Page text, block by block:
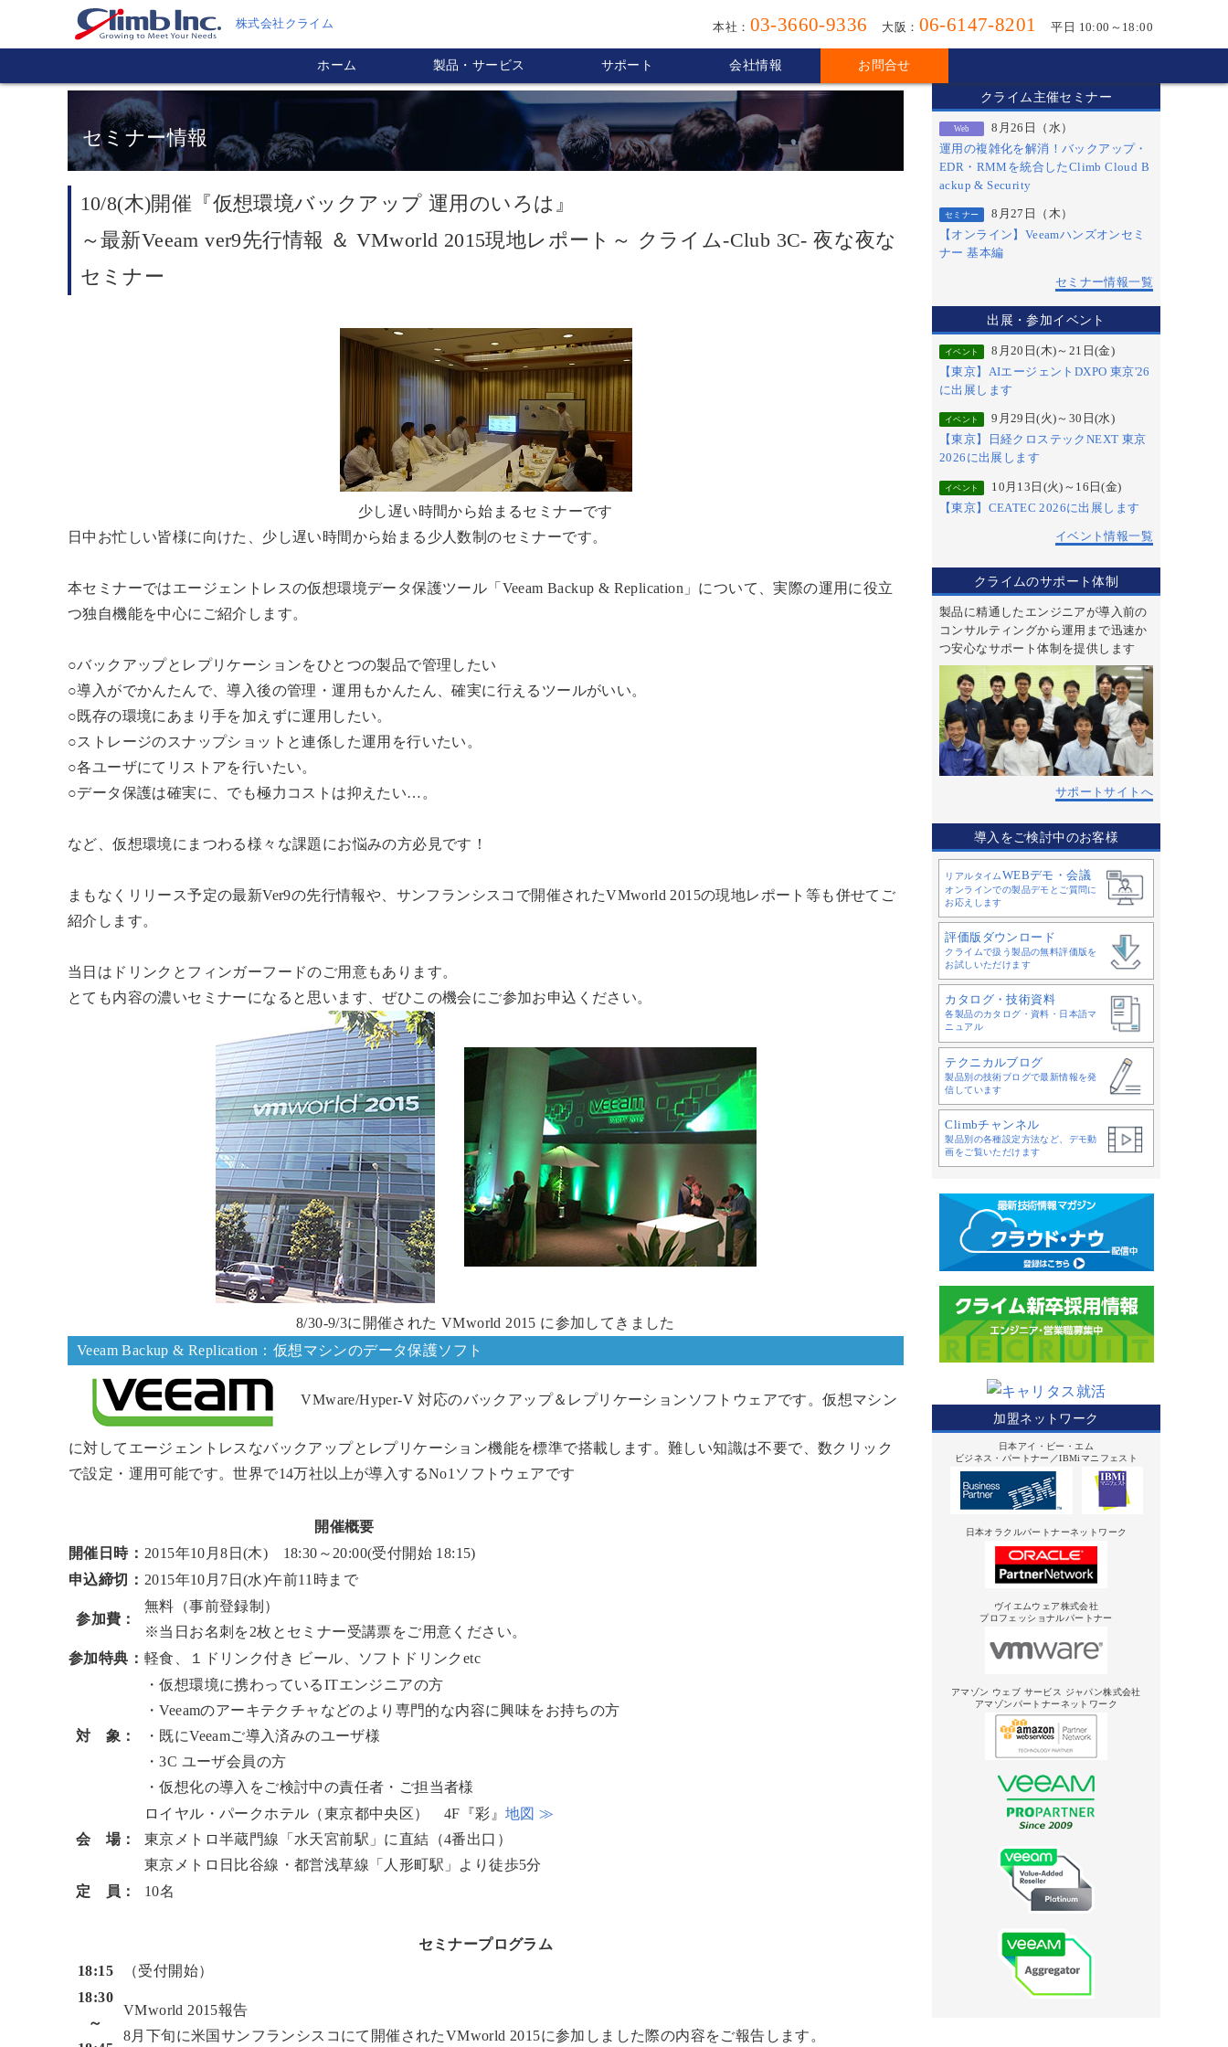
株式会社クライム 本社： 03-3660-9336 大阪： 06-6147-8201 平日 10:00～18:00
ホーム 製品・サービス サポート 会社情報 お問合せ
セミナー情報
10/8(木)開催『仮想環境バックアップ 運用のいろは』
～最新Veeam ver9先行情報 ＆ VMworld 2015現地レポート～ クライム-Club 3C- 夜な夜な
セミナー
少し遅い時間から始まるセミナーです
日中お忙しい皆様に向けた、少し遅い時間から始まる少人数制のセミナーです。
本セミナーではエージェントレスの仮想環境データ保護ツール「Veeam Backup & Replication」について、実際の運用に役立
つ独自機能を中心にご紹介します。
○バックアップとレプリケーションをひとつの製品で管理したい
○導入がでかんたんで、導入後の管理・運用もかんたん、確実に行えるツールがいい。
○既存の環境にあまり手を加えずに運用したい。
○ストレージのスナップショットと連係した運用を行いたい。
○各ユーザにてリストアを行いたい。
○データ保護は確実に、でも極力コストは抑えたい…。
など、仮想環境にまつわる様々な課題にお悩みの方必見です！
まもなくリリース予定の最新Ver9の先行情報や、サンフランシスコで開催されたVMworld 2015の現地レポート等も併せてご
紹介します。
当日はドリンクとフィンガーフードのご用意もあります。
とても内容の濃いセミナーになると思います、ぜひこの機会にご参加お申込ください。
8/30-9/3に開催された VMworld 2015 に参加してきました
Veeam Backup & Replication：仮想マシンのデータ保護ソフト
VMware/Hyper-V 対応のバックアップ＆レプリケーションソフトウェアです。仮想マシン
に対してエージェントレスなバックアップとレプリケーション機能を標準で搭載します。難しい知識は不要で、数クリック
で設定・運用可能です。世界で14万社以上が導入するNo1ソフトウェアです
開催概要
開催日時： 2015年10月8日(木) 18:30～20:00(受付開始 18:15)
申込締切： 2015年10月7日(水)午前11時まで
参加費：
無料（事前登録制）
※当日お名刺を2枚とセミナー受講票をご用意ください。
参加特典： 軽食、１ドリンク付き ビール、ソフトドリンクetc
対 象：
・仮想環境に携わっているITエンジニアの方
・Veeamのアーキテクチャなどのより専門的な内容に興味をお持ちの方
・既にVeeamご導入済みのユーザ様
・3C ユーザ会員の方
・仮想化の導入をご検討中の責任者・ご担当者様
会 場：
ロイヤル・パークホテル（東京都中央区） 4F『彩』 地図 ≫
東京メトロ半蔵門線「水天宮前駅」に直結（4番出口）
東京メトロ日比谷線・都営浅草線「人形町駅」より徒歩5分
定 員：
10名
セミナープログラム
18:15
（受付開始）
18:30
～
VMworld 2015報告
8月下旬に米国サンフランシスコにて開催されたVMworld 2015に参加しました際の内容をご報告します。
クライム主催セミナー
Web
8月26日（水）
運用の複雑化を解消！バックアップ・
EDR・RMMを統合したClimb Cloud B
ackup & Security
セミナー
8月27日（木）
【オンライン】Veeamハンズオンセミ
ナー 基本編
セミナー情報一覧
出展・参加イベント
イベント
8月20日(木)～21日(金)
【東京】AIエージェントDXPO 東京'26
に出展します
イベント
9月29日(火)～30日(水)
【東京】日経クロステックNEXT 東京
2026に出展します
イベント
10月13日(火)～16日(金)
【東京】CEATEC 2026に出展します
イベント情報一覧
クライムのサポート体制
製品に精通したエンジニアが導入前の
コンサルティングから運用まで迅速か
つ安心なサポート体制を提供します
サポートサイトへ
導入をご検討中のお客様
リアルタイムWEBデモ・会議
オンラインでの製品デモとご質問に
お応えします
評価版ダウンロード
クライムで扱う製品の無料評価版を
お試しいただけます
カタログ・技術資料
各製品のカタログ・資料・日本語マ
ニュアル
テクニカルブログ
製品別の技術ブログで最新情報を発
信しています
Climbチャンネル
製品別の各種設定方法など、デモ動
画をご覧いただけます
加盟ネットワーク
日本アイ・ビー・エム
ビジネス・パートナー／IBMiマニフェスト
日本オラクルパートナーネットワーク
ヴイエムウェア株式会社
プロフェッショナルパートナー
アマゾン ウェブ サービス ジャパン株式会社
アマゾンパートナーネットワーク